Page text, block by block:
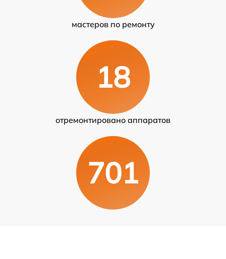
мастеров по ремонту
18
отремонтировано аппаратов
701